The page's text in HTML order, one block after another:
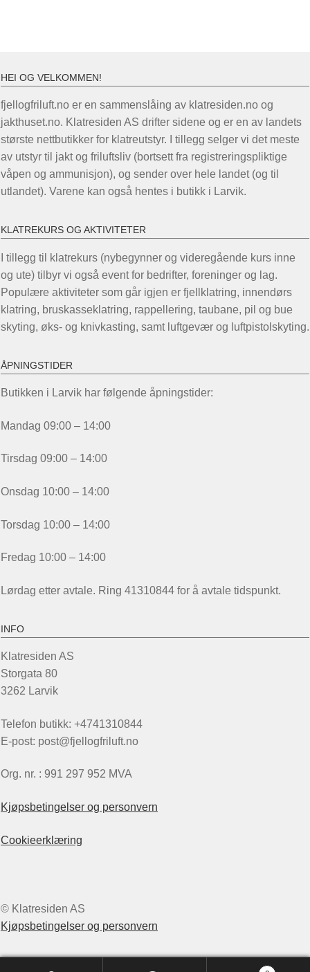
HEI OG VELKOMMEN!
fjellogfriluft.no er en sammenslåing av klatresiden.no og
jakthuset.no. Klatresiden AS drifter sidene og er en av landets
største nettbutikker for klatreutstyr. I tillegg selger vi det meste
av utstyr til jakt og friluftsliv (bortsett fra registreringspliktige
våpen og ammunisjon), og sender over hele landet (og til
utlandet). Varene kan også hentes i butikk i Larvik.
KLATREKURS OG AKTIVITETER
I tillegg til klatrekurs (nybegynner og videregående kurs inne
og ute) tilbyr vi også event for bedrifter, foreninger og lag.
Populære aktiviteter som går igjen er fjellklatring, innendørs
klatring, bruskasseklatring, rappellering, taubane, pil og bue
skyting, øks- og knivkasting, samt luftgevær og luftpistolskyting.
ÅPNINGSTIDER
Butikken i Larvik har følgende åpningstider:
Mandag 09:00 – 14:00
Tirsdag 09:00 – 14:00
Onsdag 10:00 – 14:00
Torsdag 10:00 – 14:00
Fredag 10:00 – 14:00
Lørdag etter avtale. Ring 41310844 for å avtale tidspunkt.
INFO
Klatresiden AS
Storgata 80
3262 Larvik
Telefon butikk: +4741310844
E-post: post@fjellogfriluft.no
Org. nr. : 991 297 952 MVA
Kjøpsbetingelser og personvern
Cookieerklæring
© Klatresiden AS
Kjøpsbetingelser og personvern